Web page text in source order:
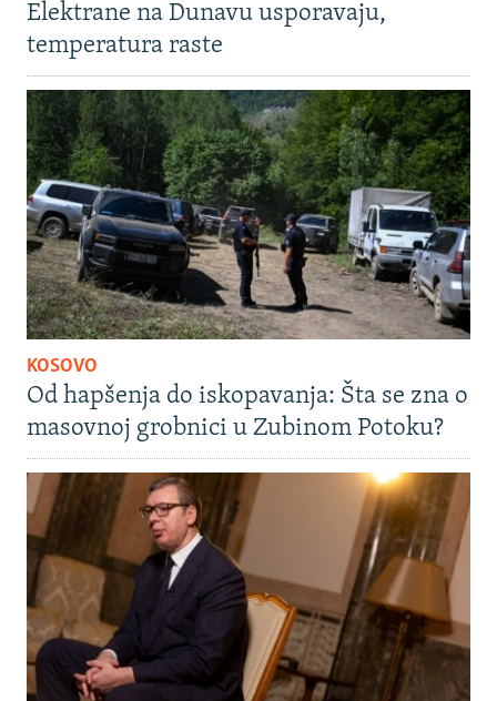
Elektrane na Dunavu usporavaju,
temperatura raste
KOSOVO
Od hapšenja do iskopavanja: Šta se zna o
masovnoj grobnici u Zubinom Potoku?